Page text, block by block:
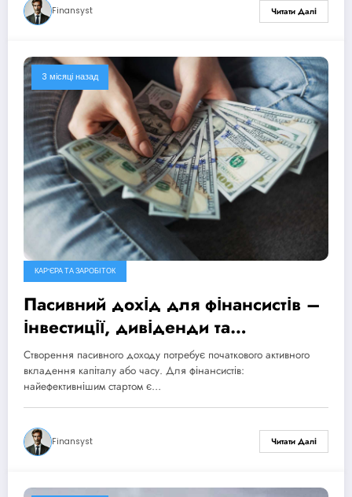
Finansyst Читати Далі
3 місяці назад
КАР’ЄРА ТА ЗАРОБІТОК
Пасивний дохід для фінансистів –
інвестиції, дивіденди та
нерухомість
Створення пасивного доходу потребує початкового активного
вкладення капіталу або часу. Для фінансистів:
найефективнішим стартом є…
Finansyst Читати Далі